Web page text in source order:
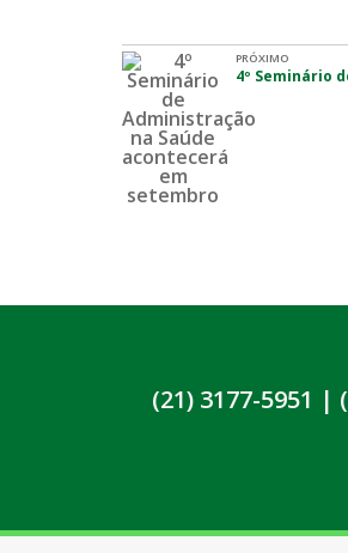
PRÓXIMO
4º Seminário
(21) 3177-5951 |